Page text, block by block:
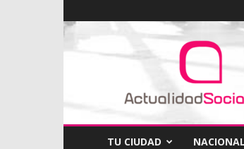
ActualidadSocial
TU CIUDAD NACIONAL